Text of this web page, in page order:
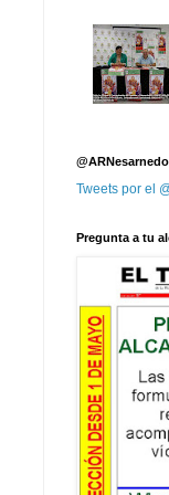
@ARNesarnedo
Tweets por el
Pregunta a tu